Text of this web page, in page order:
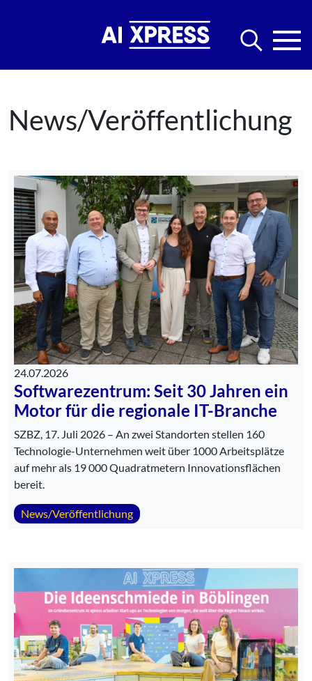
News/Veröffentlichung
24.07.2026
Softwarezentrum: Seit 30 Jahren ein
Motor für die regionale IT-Branche
SZBZ, 17. Juli 2026 – An zwei Standorten stellen 160
Technologie-Unternehmen weit über 1000 Arbeitsplätze
auf mehr als 19 000 Quadratmetern Innovationsflächen
bereit.
News/Veröffentlichung